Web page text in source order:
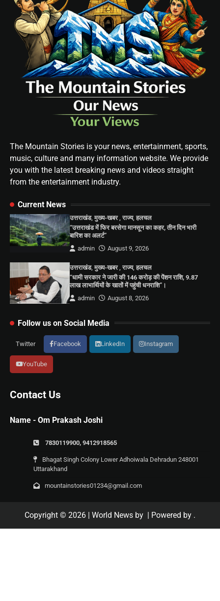
The Mountain Stories is your news, entertainment, sports,
music, culture and many information website. We provide
you with the latest breaking news and videos straight
from the entertainment industry.
Current News
उत्तराखंड,मुख्य-खबर,राज्य,हलचल
“उत्तराखंड में फिर बरसेगा मानसून का कहर, तीन दिन भारी
बारिश का अलर्ट”
admin
August 9, 2026
उत्तराखंड,मुख्य-खबर,राज्य,हलचल
“धामी सरकार ने जारी की 146 करोड़ की पेंशन राशि, 9.87
लाख लाभार्थियों के खातों में पहुंची धनराशि”।
admin
August 8, 2026
Follow us on Social Media
Twitter Facebook LinkedIn Instagram
YouTube
Contact Us
Name - Om Prakash Joshi
7830119900, 9412918565
Bhagat Singh Colony Lower Adhoiwala Dehradun 248001
Uttarakhand
mountainstories01234@gmail.com
Copyright © 2026 | World News by | Powered by .